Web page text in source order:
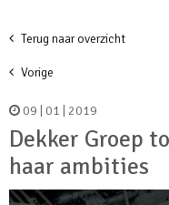
Terug naar overzicht
Vorige
09 | 01 | 2019
Dekker Groep
haar ambities